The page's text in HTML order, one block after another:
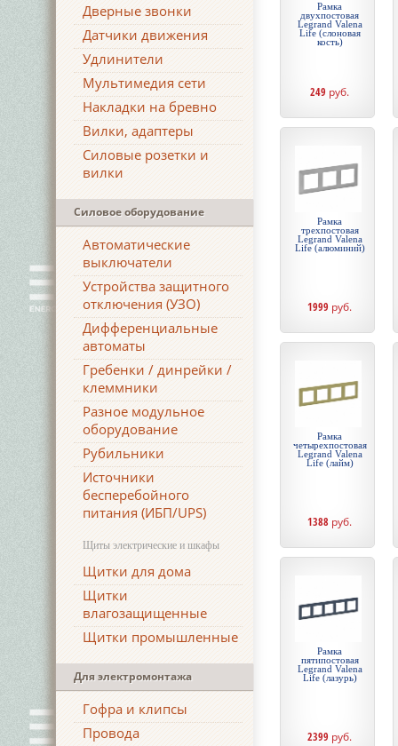
Дверные звонки
Датчики движения
Удлинители
Мультимедия сети
Накладки на бревно
Вилки, адаптеры
Силовые розетки и
вилки
Силовое оборудование
Автоматические
выключатели
Устройства защитного
отключения (УЗО)
Дифференциальные
автоматы
Гребенки / динрейки /
клеммники
Разное модульное
оборудование
Рубильники
Источники
бесперебойного
питания (ИБП/UPS)
Щиты электрические и шкафы
Щитки для дома
Щитки
влагозащищенные
Щитки промышленные
Для электромонтажа
Гофра и клипсы
Провода
Рамка
двухпостовая
Legrand Valena
Life (слоновая
кость)
249 руб.
Рамка
трехпостовая
Legrand Valena
Life (алюминий)
1999 руб.
Рамка
четырехпостовая
Legrand Valena
Life (лайм)
1388 руб.
Рамка
пятипостовая
Legrand Valena
Life (лазурь)
2399 руб.